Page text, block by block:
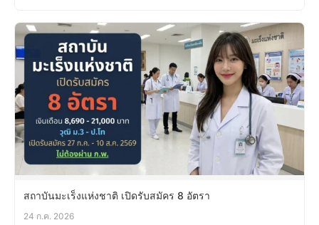
สถาบันมะเร็งแห่งชาติ เปิดรับสมัคร 8 อัตรา
24 ก.ค. 2026